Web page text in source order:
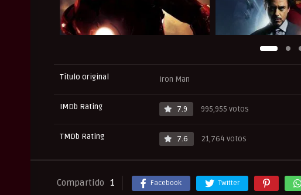
Título original Iron Man
IMDb Rating 7.9 995,955 votos
TMDb Rating 7.6 21,764 votos
Compartido 1 Facebook Twitter